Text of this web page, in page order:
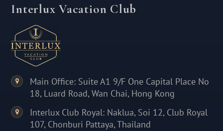
Interlux Vacation Club
Main Office: Suite A1 9/F One Capital Place No
18, Luard Road, Wan Chai, Hong Kong
Interlux Club Royal: Naklua, Soi 12, Club Royal
107, Chonburi Pattaya, Thailand